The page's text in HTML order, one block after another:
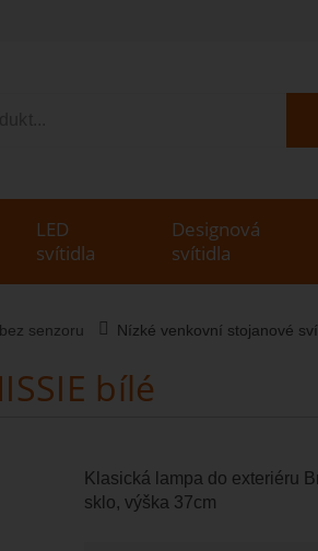
LED
svítidla
Designová
svítidla
senzoru Nízké venkovní stojanové
bílé
Klasická lampa do exteriéru
sklo, výška 37cm